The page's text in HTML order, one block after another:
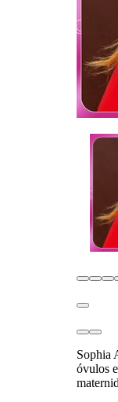
Sophia
óvulos